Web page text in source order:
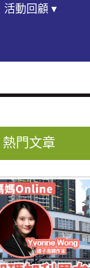
活動回顧 ▾
熱門文章